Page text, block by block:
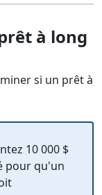
à long
si un prêt à
10 000 $
pour qu'un